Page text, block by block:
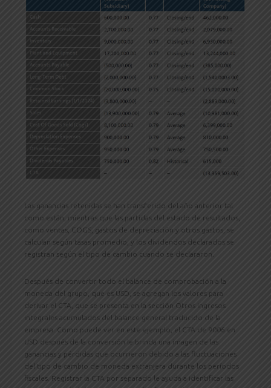
Las ganancias retenidas se han transferido del año anterior tal
como están, mientras que las partidas del estado de resultados,
como ventas, COGS, gastos de depreciación y otros gastos, se
calculan según tasas promedio, y los dividendos declarados se
registran según el tipo de cambio cuando se declararon.
Después de convertir todo el balance de comprobación a la
moneda del grupo, que es USD, se agregan los valores para
derivar el CTA, que se presenta en la sección Otros ingresos
integrales acumulados del balance general traducido de la
empresa. Como puede ver en este ejemplo, el CTA de 9006 en
USD después de la conversión le brinda una imagen de las
ganancias y pérdidas que ocurrieron debido a las fluctuaciones
del tipo de cambio de moneda extranjera durante los períodos
fiscales. Registrar la CTA por separado le ayuda a identificar las